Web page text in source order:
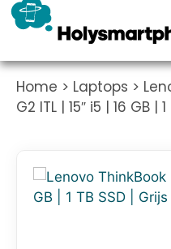
Home > Laptops >
G2 ITL | 15″ i5 | 16 GB |